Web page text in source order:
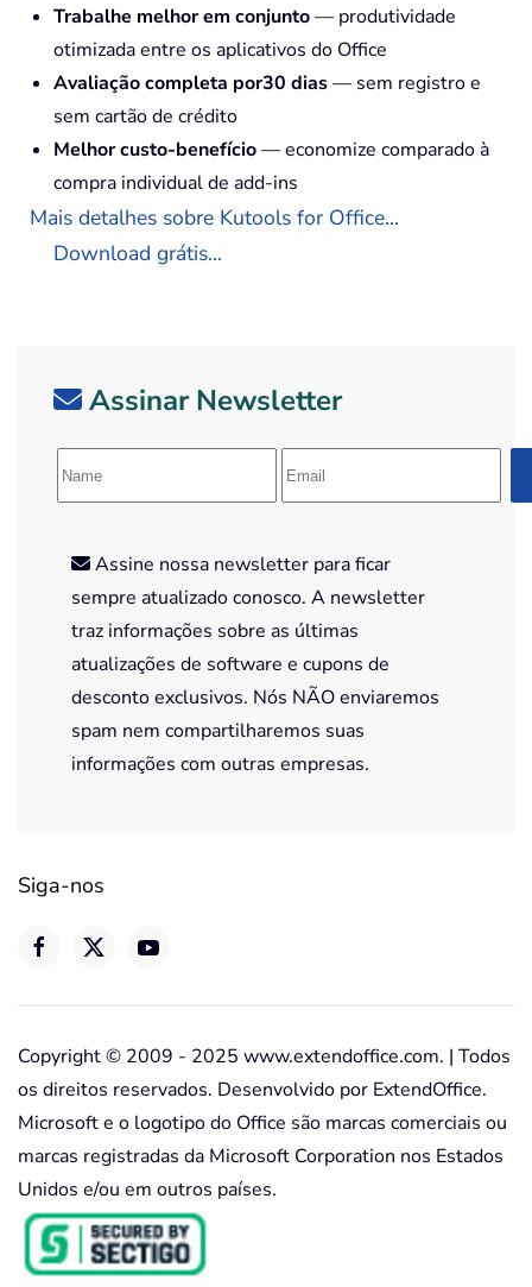
Trabalhe melhor em conjunto— produtividade
otimizada entre os aplicativos do Office
Avaliação completa por30 dias— sem registro e
sem cartão de crédito
Melhor custo-benefício— economize comparado à
compra individual de add-ins
Mais detalhes sobre Kutools for Office...
Download grátis...
Assinar Newsletter
Assine nossa newsletter para ficar
sempre atualizado conosco. A newsletter
traz informações sobre as últimas
atualizações de software e cupons de
desconto exclusivos. Nós NÃO enviaremos
spam nem compartilharemos suas
informações com outras empresas.
Siga-nos
Copyright © 2009 - 2025 www.extendoffice.com. | Todos
os direitos reservados. Desenvolvido por ExtendOffice.
Microsoft e o logotipo do Office são marcas comerciais ou
marcas registradas da Microsoft Corporation nos Estados
Unidos e/ou em outros países.